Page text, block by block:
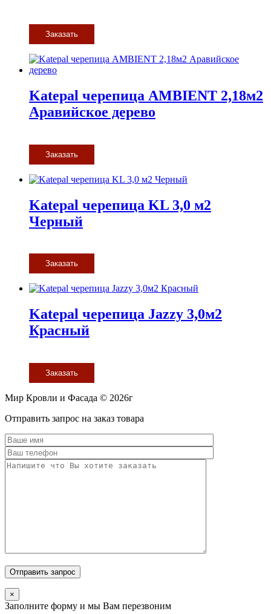
Заказать
Katepal черепица AMBIENT 2,18м2
Аравийское дерево
Заказать
Katepal черепица KL 3,0 м2
Черный
Заказать
Katepal черепица Jazzy 3,0м2
Красный
Заказать
Мир Кровли и Фасада © 2026г
Прокрутить
Отправить запрос на заказ товара
×
Заполните форму и мы Вам перезвоним